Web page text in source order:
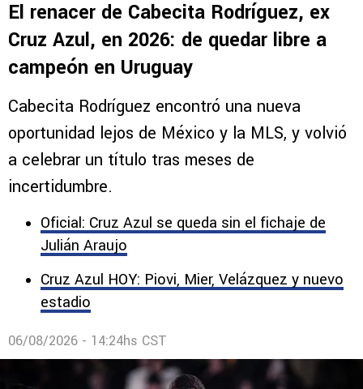
El renacer de Cabecita Rodríguez, ex
Cruz Azul, en 2026: de quedar libre a
campeón en Uruguay
Cabecita Rodríguez encontró una nueva
oportunidad lejos de México y la MLS, y volvió
a celebrar un título tras meses de
incertidumbre.
Oficial: Cruz Azul se queda sin el fichaje de
Julián Araujo
Cruz Azul HOY: Piovi, Mier, Velázquez y nuevo
estadio
06/08/2026 - 14:24hs CST